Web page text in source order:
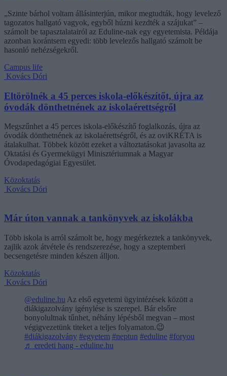
„Szinte bárhol voltam állásinterjún, mikor megtudták, hogy levelező
tagozatos hallgató vagyok, egyből húzni kezdték a szájukat” –
számolt be tapasztalatairól az Eduline-nak egy egyetemista. Példája
azonban korántsem egyedi: több levelezős hallgató számolt be
hasonló nehézségekről.
Campus life
Kovács Dóri
Eltörölnék a 45 perces iskola-előkészítőt, újra az
óvodák dönthetnének az iskolaérettségről
Megszűnhet a 45 perces iskola-előkészítő foglalkozás, újra az
óvodák dönthetnének az iskolaérettségről, és az oviKRÉTA is
átalakulhat. Többek között ezeket a változtatásokat javasolta az
Oktatási és Gyermekügyi Minisztériumnak a Magyar
Óvodapedagógiai Egyesület.
Közoktatás
Kovács Dóri
Már úton vannak a tankönyvek az iskolákba
Több iskola is arról számolt be, hogy megérkeztek a tankönyvek,
zajlik azok átvétele és rendszerezése, hogy a szeptemberi
becsengetésre minden készen álljon.
Közoktatás
Kovács Dóri
@eduline.hu Az első egyetemi ügyintézések között a
diákigazolvány igénylése is szerepel. Bár elsőre
bonyolultnak tűnhet, néhány lépésből megvan – most
végigvezetünk titeket a teljes folyamaton.😉
#diákigazolvány #egyetem #neptun #eduline #foryou
♬ eredeti hang - eduline.hu